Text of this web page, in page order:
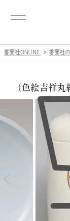
香蘭社ONLINE 香蘭社
（色絵吉祥